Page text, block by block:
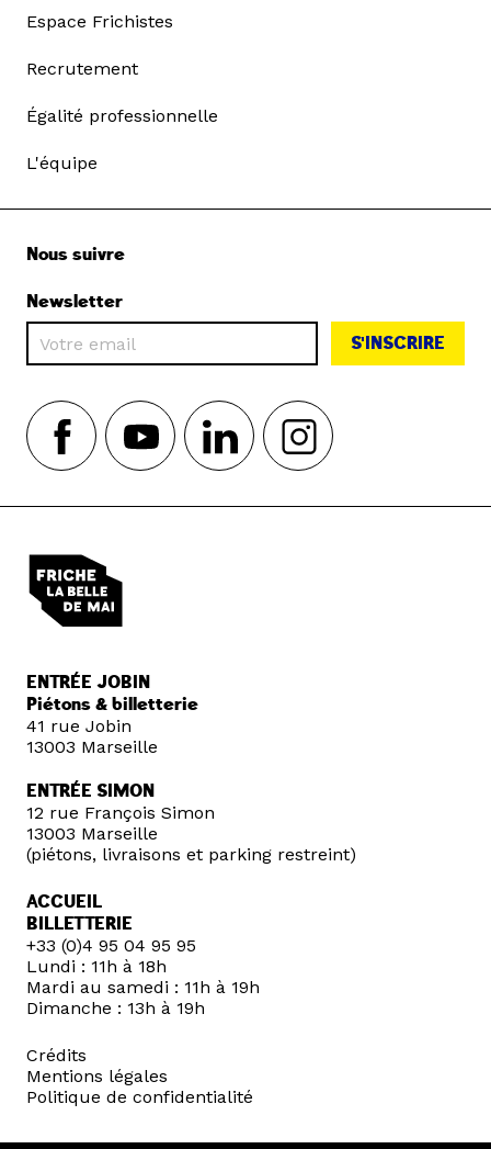
Espace Frichistes
Recrutement
Égalité professionnelle
L'équipe
Nous suivre
Newsletter
S'INSCRIRE
ENTRÉE JOBIN
Piétons & billetterie
41 rue Jobin
13003 Marseille
ENTRÉE SIMON
12 rue François Simon
13003 Marseille
(piétons, livraisons et parking restreint)
ACCUEIL
BILLETTERIE
+33 (0)4 95 04 95 95
Lundi : 11h à 18h
Mardi au samedi : 11h à 19h
Dimanche : 13h à 19h
Crédits
Mentions légales
Politique de confidentialité